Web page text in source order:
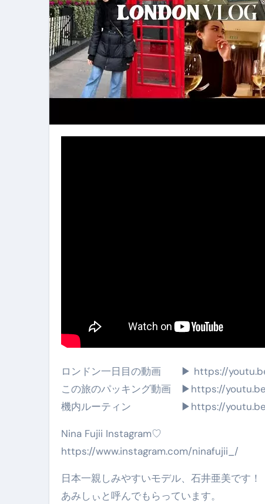
【トマトパスタ】三ツ星シェフ
フェノミナ-4K吹替音声収録版
フェノミナ-4K吹替音声収録版-
2026年料理人ローマへ行く！航
イタリア流
カリカリ羽つ
【何も言わなくても通じ合う】
ロンドン一日目の動画 ▶︎ https://
この旅のパッキング動画 ▶︎https://
機内ルーティン ▶︎https://youtu.be/
Nina Fujii Instagram♡
https://www.instagram.com/ninafujii_/
日本一親しみやすいモデル、石井亜美です！
あみしぃと呼んでもらっています。